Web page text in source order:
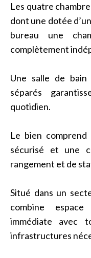
Les quatre
dont une dotée
bureau une
complètement
Une salle de
séparés
quotidien.
Le bien
sécurisé et une
rangement et de
Situé dans un
combine
immédiate avec
infrastructures